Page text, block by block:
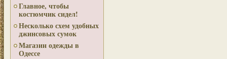
Главное, чтобы
костюмчик сидел!
Несколько схем удобных
джинсовых сумок
Магазин одежды в
Одессе